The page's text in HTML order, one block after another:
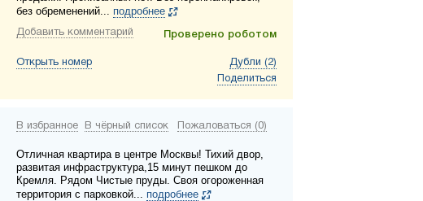
без обременений... подробнее
Проверено роботом
Добавить комментарий
Открыть номер
Дубли (2)
Поделиться
В избранное В чёрный список Пожаловаться (0)
Отличная квартира в центре Москвы! Тихий двор,
развитая инфраструктура,15 минут пешком до
Кремля. Рядом Чистые пруды. Своя огороженная
территория с парковкой... подробнее